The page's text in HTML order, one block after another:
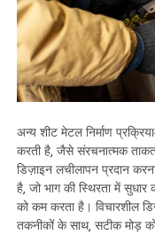
अन्य शीट मेटल निर्माण
करती है, जैसे संरचनात्मक
डिज़ाइन लचीलापन प्रदान
है, जो भाग की स्थिरता में
को कम करता है। विचारशील
तकनीकों के साथ, सटीक मोड़